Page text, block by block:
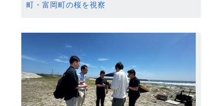
町・富岡町の桜を視察